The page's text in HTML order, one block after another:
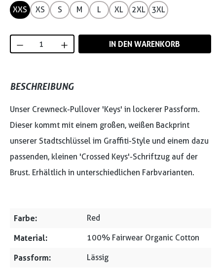
XXS
XS S M L XL 2XL 3XL
Produkt Anzahl: Gib den gewünschten
IN DEN WARENKORB
BESCHREIBUNG
Unser Crewneck-Pullover 'Keys' in lockerer Passform.
Dieser kommt mit einem großen, weißen Backprint
unserer Stadtschlüssel im Graffiti-Style und einem dazu
passenden, kleinen 'Crossed Keys'-Schriftzug auf der
Brust. Erhältlich in unterschiedlichen Farbvarianten.
Farbe: Red
Material: 100% Fairwear Organic Cotton
Passform: Lässig